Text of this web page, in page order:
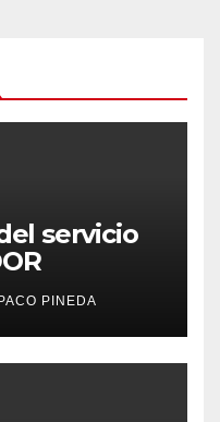
servicio
PINEDA